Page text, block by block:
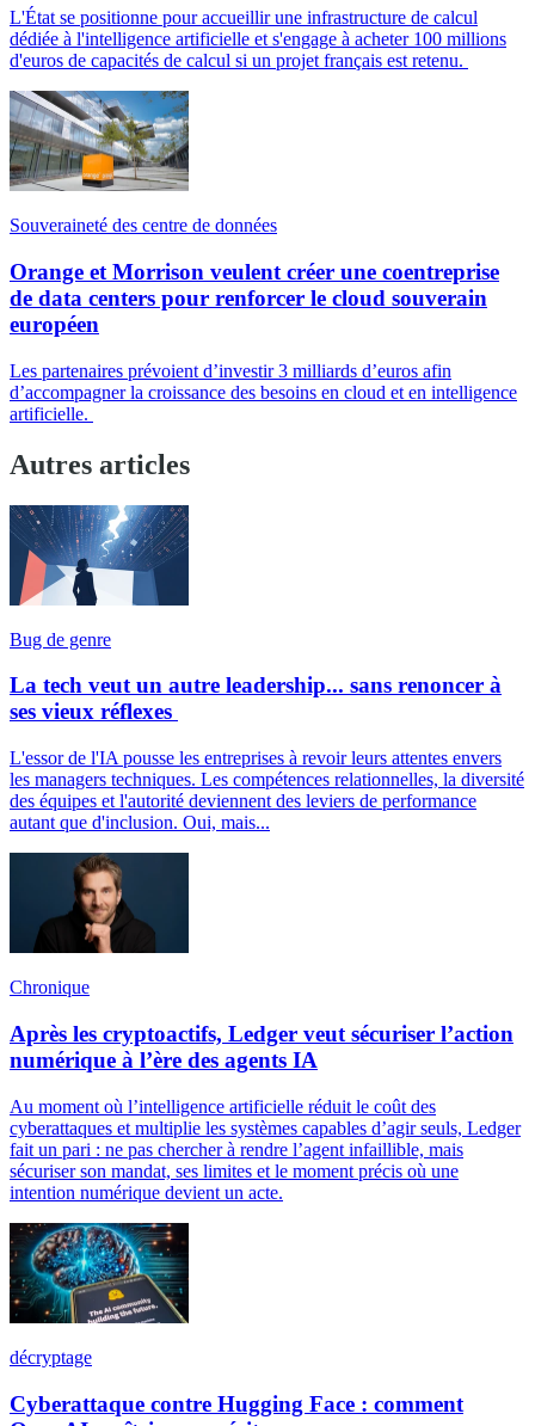
L'État se positionne pour accueillir une infrastructure de calcul
dédiée à l'intelligence artificielle et s'engage à acheter 100 millions
d'euros de capacités de calcul si un projet français est retenu.
Souveraineté des centre de données
Orange et Morrison veulent créer une coentreprise
de data centers pour renforcer le cloud souverain
européen
Les partenaires prévoient d’investir 3 milliards d’euros afin
d’accompagner la croissance des besoins en cloud et en intelligence
artificielle.
Autres articles
Bug de genre
La tech veut un autre leadership... sans renoncer à
ses vieux réflexes
L'essor de l'IA pousse les entreprises à revoir leurs attentes envers
les managers techniques. Les compétences relationnelles, la diversité
des équipes et l'autorité deviennent des leviers de performance
autant que d'inclusion. Oui, mais...
Chronique
Après les cryptoactifs, Ledger veut sécuriser l’action
numérique à l’ère des agents IA
Au moment où l’intelligence artificielle réduit le coût des
cyberattaques et multiplie les systèmes capables d’agir seuls, Ledger
fait un pari : ne pas chercher à rendre l’agent infaillible, mais
sécuriser son mandat, ses limites et le moment précis où une
intention numérique devient un acte.
décryptage
Cyberattaque contre Hugging Face : comment